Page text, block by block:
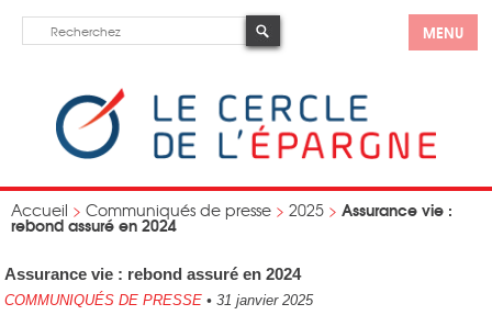
MENU
Accueil > Communiqués de presse > 2025 > Assurance vie :
rebond assuré en 2024
Assurance vie : rebond assuré en 2024
COMMUNIQUÉS DE PRESSE • 31 janvier 2025